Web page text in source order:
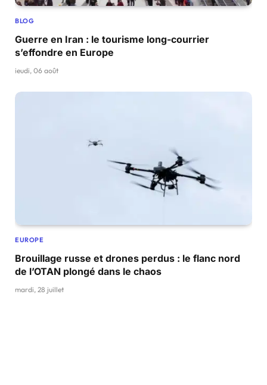
BLOG
Guerre en Iran : le tourisme long-courrier
s’effondre en Europe
jeudi, 06 août
EUROPE
Brouillage russe et drones perdus : le flanc nord
de l’OTAN plongé dans le chaos
mardi, 28 juillet